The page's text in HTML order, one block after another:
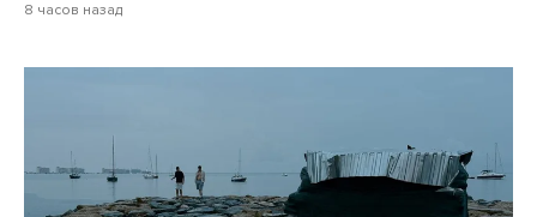
8 часов назад